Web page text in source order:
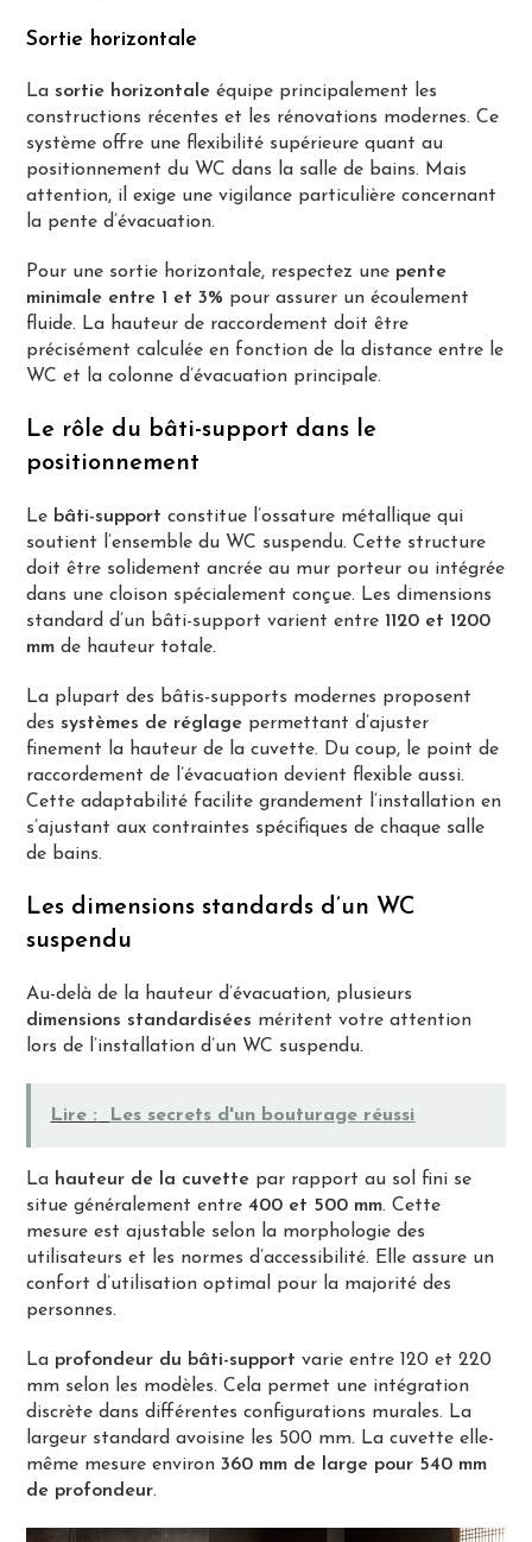
Sortie horizontale
La sortie horizontale équipe principalement les
constructions récentes et les rénovations modernes. Ce
système offre une flexibilité supérieure quant au
positionnement du WC dans la salle de bains. Mais
attention, il exige une vigilance particulière concernant
la pente d’évacuation.
Pour une sortie horizontale, respectez une pente
minimale entre 1 et 3% pour assurer un écoulement
fluide. La hauteur de raccordement doit être
précisément calculée en fonction de la distance entre le
WC et la colonne d’évacuation principale.
Le rôle du bâti-support dans le
positionnement
Le bâti-support constitue l’ossature métallique qui
soutient l’ensemble du WC suspendu. Cette structure
doit être solidement ancrée au mur porteur ou intégrée
dans une cloison spécialement conçue. Les dimensions
standard d’un bâti-support varient entre 1120 et 1200
mm de hauteur totale.
La plupart des bâtis-supports modernes proposent
des systèmes de réglage permettant d’ajuster
finement la hauteur de la cuvette. Du coup, le point de
raccordement de l’évacuation devient flexible aussi.
Cette adaptabilité facilite grandement l’installation en
s’ajustant aux contraintes spécifiques de chaque salle
de bains.
Les dimensions standards d’un WC
suspendu
Au-delà de la hauteur d’évacuation, plusieurs
dimensions standardisées méritent votre attention
lors de l’installation d’un WC suspendu.
Lire : Les secrets d'un bouturage réussi
La hauteur de la cuvette par rapport au sol fini se
situe généralement entre400 et 500 mm. Cette
mesure est ajustable selon la morphologie des
utilisateurs et les normes d’accessibilité. Elle assure un
confort d’utilisation optimal pour la majorité des
personnes.
La profondeur du bâti-support varie entre 120 et 220
mm selon les modèles. Cela permet une intégration
discrète dans différentes configurations murales. La
largeur standard avoisine les 500 mm. La cuvette elle-
même mesure environ360 mm de large pour 540 mm
de profondeur.